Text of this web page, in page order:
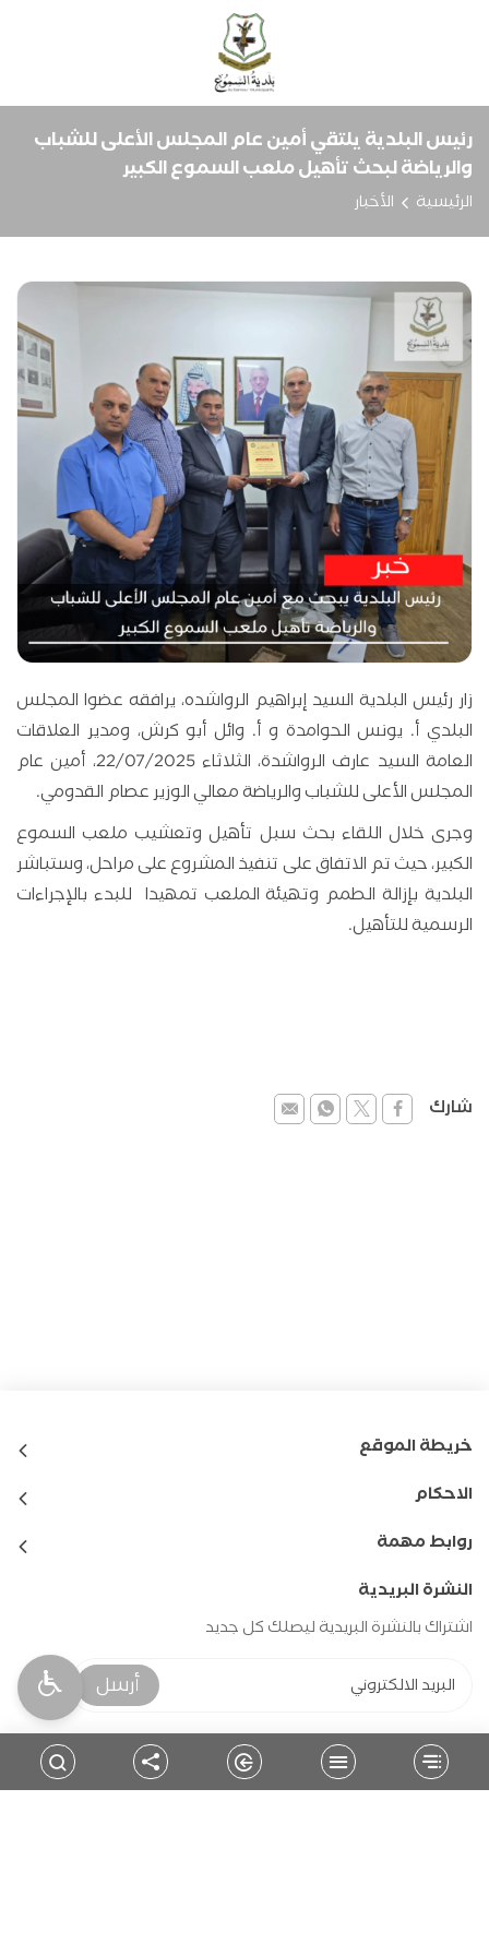
رئيس البلدية يلتقي أمين عام المجلس الأعلى للشباب
والرياضة لبحث تأهيل ملعب السموع الكبير
الرئيسية الأخبار
زار رئيس البلدية السيد إبراهيم الرواشده، يرافقه عضوا المجلس
البلدي أ. يونس الحوامدة و أ. وائل أبو كرش، ومدير العلاقات
العامة السيد عارف الرواشدة، الثلاثاء 22/07/2025، أمين عام
المجلس الأعلى للشباب والرياضة معالي الوزير عصام القدومي.
وجرى خلال اللقاء بحث سبل تأهيل وتعشيب ملعب السموع
الكبير، حيث تم الاتفاق على تنفيذ المشروع على مراحل، وستباشر
البلدية بإزالة الطمم وتهيئة الملعب تمهيدا للبدء بالإجراءات
الرسمية للتأهيل.
شارك
خريطة الموقع
الاحكام
روابط مهمة
النشرة البريدية
اشتراك بالنشرة البريدية ليصلك كل جديد
أرسل
حمل التطبيق